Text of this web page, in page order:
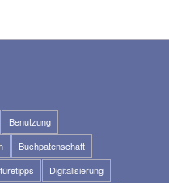
Benutzung
Buchpatenschaft
Digitalisierung